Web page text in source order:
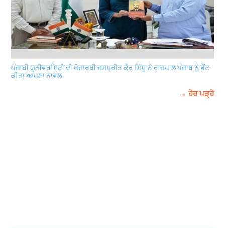
ਪੰਜਾਬੀ ਯੂਨੀਵਰਸਿਟੀ ਦੀ ਖੋਜਾਰਥੀ ਜਸਪ੍ਰੀਤ ਕੌਰ ਸਿੱਧੂ ਨੇ ਰਾਜਪਾਲ ਪੰਜਾਬ ਨੂੰ ਭੇਂਟ
ਕੀਤਾ ਆਪਣਾ ਨਾਵਲ
→ ਹੋਰ ਪੜ੍ਹੋ